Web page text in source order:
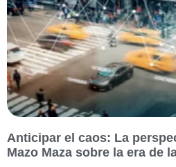
Anticipar el caos: La
Mazo Maza sobre la era de